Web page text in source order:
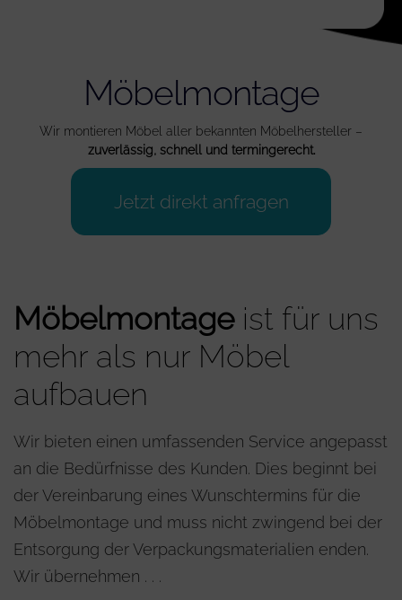
Möbelmontage
Wir montieren Möbel aller bekannten Möbelhersteller –
zuverlässig, schnell und termingerecht.
Jetzt direkt anfragen
Möbelmontageist für uns
mehr als nur Möbel
aufbauen
Wir bieten einen umfassenden Service angepasst
an die Bedürfnisse des Kunden. Dies beginnt bei
der Vereinbarung eines Wunschtermins für die
Möbelmontage und muss nicht zwingend bei der
Entsorgung der Verpackungsmaterialien enden.
Wir übernehmen . . .